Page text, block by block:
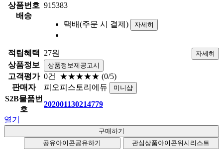
상품번호 915383
배송
택배(주문 시 결제)
자세히
적립혜택 27원 자세히
상품정보 상품정보제공고시
고객평가 0건 ★★★★★ (0/5)
판매자
피오피스토리에듀 미니샵
S2B물품번
호
202001130214779
열기
공유아이콘공유하기 관심상품아이콘위시리스트